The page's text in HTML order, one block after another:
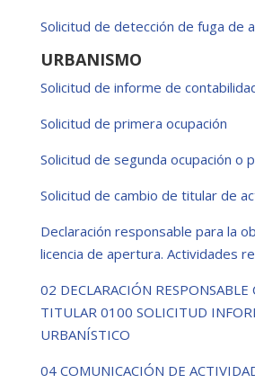
Solicitud de detección de fuga de
URBANISMO
Solicitud de informe de
Solicitud de primera ocupación
Solicitud de segunda ocupación o
Solicitud de cambio de titular de
Declaración responsable para la
licencia de apertura. Actividades
02 DECLARACIÓN RESPONSABLE
TITULAR 0100 SOLICITUD
URBANÍSTICO
04 COMUNICACIÓN DE